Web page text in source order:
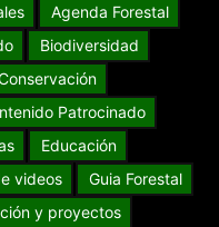
Agenda Forestal
Biodiversidad
Patrocinado
Educación
videos
Guia Forestal
y proyectos